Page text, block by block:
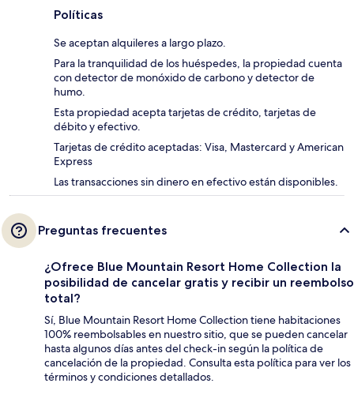
Políticas
Se aceptan alquileres a largo plazo.
Para la tranquilidad de los huéspedes, la propiedad cuenta
con detector de monóxido de carbono y detector de
humo.
Esta propiedad acepta tarjetas de crédito, tarjetas de
débito y efectivo.
Tarjetas de crédito aceptadas: Visa, Mastercard y American
Express
Las transacciones sin dinero en efectivo están disponibles.
Preguntas frecuentes
¿Ofrece Blue Mountain Resort Home Collection la
posibilidad de cancelar gratis y recibir un reembolso
total?
Sí, Blue Mountain Resort Home Collection tiene habitaciones
100% reembolsables en nuestro sitio, que se pueden cancelar
hasta algunos días antes del check-in según la política de
cancelación de la propiedad. Consulta esta política para ver los
términos y condiciones detallados.